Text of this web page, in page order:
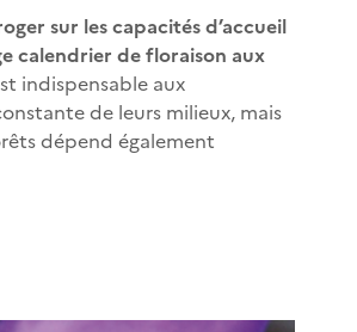
sur les capacités d’accueil
calendrier de floraison aux
indispensable aux
de leurs milieux, mais
dépend également